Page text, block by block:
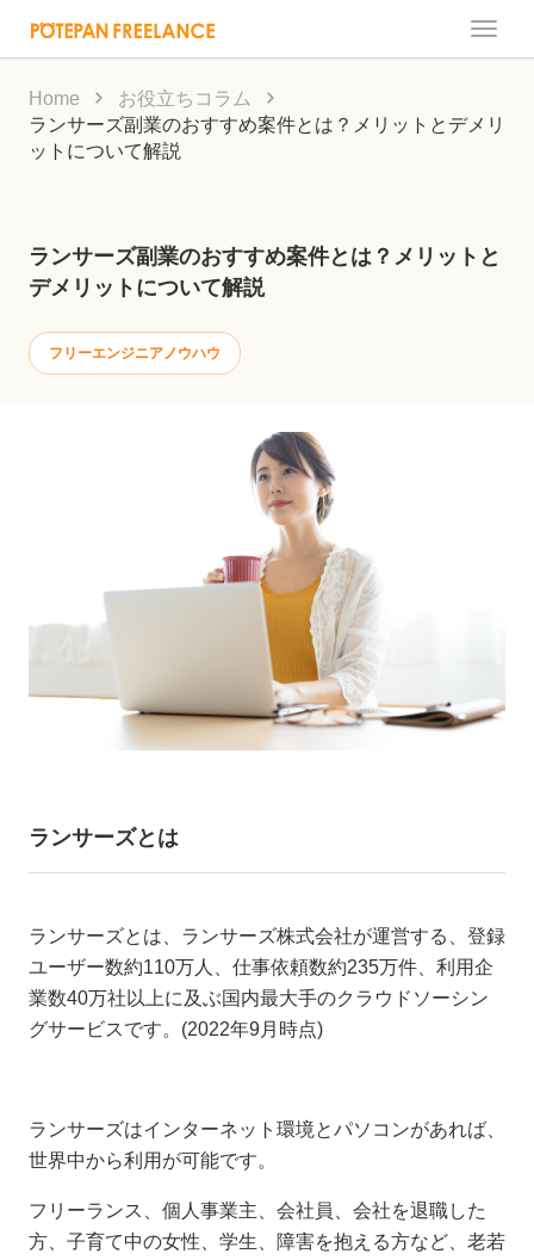
Toggle
Home
お役立ちコラム
ランサーズ副業のおすすめ案件とは？メリットとデメリ
ットについて解説
ランサーズ副業のおすすめ案件とは？メリットと
デメリットについて解説
フリーエンジニアノウハウ
ランサーズとは
ランサーズとは、ランサーズ株式会社が運営する、登録
ユーザー数約110万人、仕事依頼数約235万件、利用企
業数40万社以上に及ぶ国内最大手のクラウドソーシン
グサービスです。(2022年9月時点)
ランサーズはインターネット環境とパソコンがあれば、
世界中から利用が可能です。
フリーランス、個人事業主、会社員、会社を退職した
方、子育て中の女性、学生、障害を抱える方など、老若